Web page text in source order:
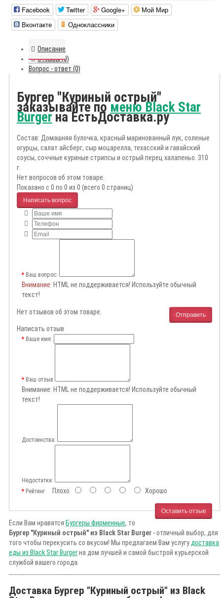
Facebook Twitter Google+
Мой Мир
Вконтакте
Одноклассники
Описание
Отзывы (0)
Вопрос - ответ (0)
Бургер "Куриный острый"
заказывайте поменю Black Star
Burgerна ЕстьДоставка.ру
Состав: Домашняя булочка, красный маринованный лук, соленые
огурцы, салат айсберг, сыр моцарелла, техасский и гавайский
соусы, соччные куриные стрипсы и острый перец халапеньо. 310
г.
Нет вопросов об этом товаре.
Показано с 0 по 0 из 0 (всего 0 страниц)
Написать вопрос
Ваш вопрос:
Внимание: HTML не поддерживается! Используйте обычный
текст!
Отправить
Нет отзывов об этом товаре.
Написать отзыв
Ваше имя:
Ваш отзыв
Внимание: HTML не поддерживается! Используйте обычный
текст!
Достоинства:
Недостатки:
РейтингПлохо Хорошо
Оставить отзыв
Если Вам нравятся Бургеры фирменные, то
Бургер "Куриный острый" из Black Star Burger - отличный выбор, для
того чтобы перекусить со вкусом! Мы предлагаем Вам услугу доставка
еды из Black Star Burgerна дом лучшей и самой быстрой курьерской
службой вашего города.
Доставка Бургер "Куриный острый" из Black